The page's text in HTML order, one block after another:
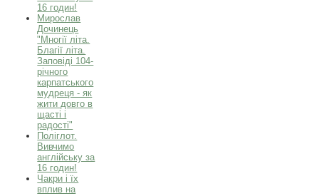
16 годин!
Мирослав
Дочинець
"Многії літа.
Благії літа.
Заповіді 104-
річного
карпатського
мудреця - як
жити довго в
щасті і
радості"
Поліглот.
Вивчимо
англійську за
16 годин!
Чакри і їх
вплив на